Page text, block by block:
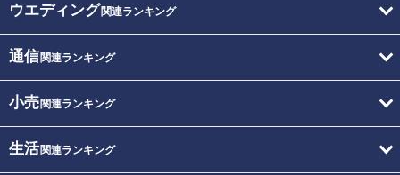
ウエディング関連ランキング
通信関連ランキング
小売関連ランキング
生活関連ランキング